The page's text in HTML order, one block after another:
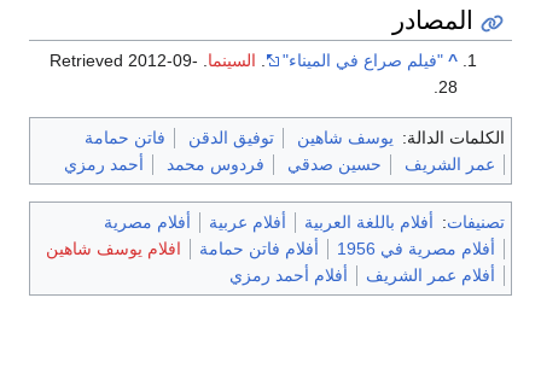
المصادر
^ "فيلم صراع في الميناء" . السينما. Retrieved
2012-09-
28
.
الكلمات الدالة: يوسف شاهين توفيق الدقن
فاتن حمامة
عمر الشريف
حسين صدقي فردوس محمد أحمد رمزي
تصنيفات: أفلام باللغة العربية أفلام عربية
أفلام مصرية
أفلام مصرية في 1956
أفلام فاتن حمامة
افلام يوسف شاهين
أفلام عمر الشريف
أفلام أحمد رمزي